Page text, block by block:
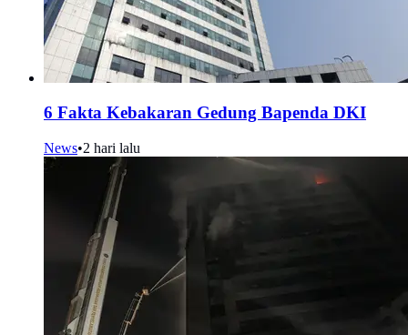
6 Fakta Kebakaran Gedung Bapenda DKI
News•2 hari lalu